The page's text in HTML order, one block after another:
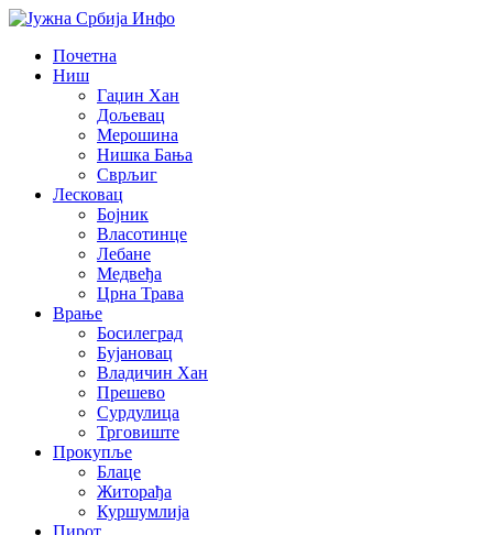
Почетна
Ниш
Гаџин Хан
Дољевац
Мерошина
Нишка Бања
Сврљиг
Лесковац
Бојник
Власотинце
Лебане
Медвеђа
Црна Трава
Врање
Босилеград
Бујановац
Владичин Хан
Прешево
Сурдулица
Трговиште
Прокупље
Блаце
Житорађа
Куршумлија
Пирот